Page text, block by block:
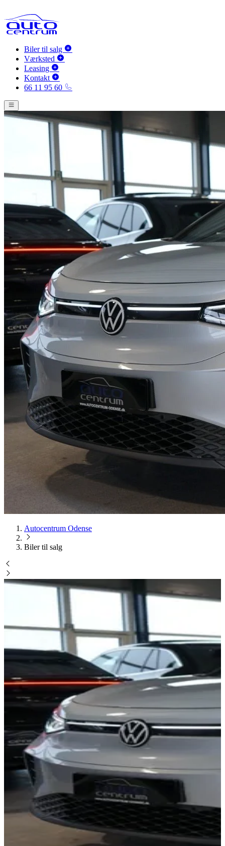
Biler til salg
Værksted
Leasing
Kontakt
66 11 95 60
Autocentrum Odense
Biler til salg